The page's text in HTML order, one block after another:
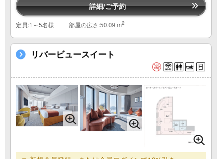
詳細/ご予約
定員:1～5名様 部屋の広さ:50.09 m2
リバービュースイート